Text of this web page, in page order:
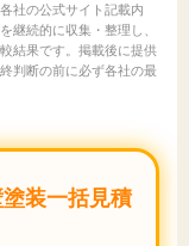
社の公式サイト記載内
継続的に収集・整理し、
結果です。掲載後に提供
判断の前に必ず各社の最
装一括見積